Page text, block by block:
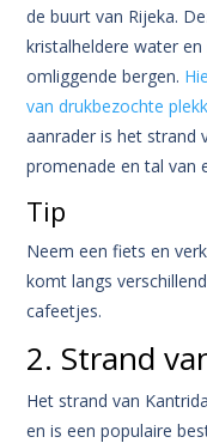
de buurt van Rijeka.
kristalheldere water
omliggende bergen.
van drukbezochte
aanrader is het strand
promenade en tal van
Tip
Neem een fiets en
komt langs
cafeetjes.
2. Strand
Het strand van
en is een populaire